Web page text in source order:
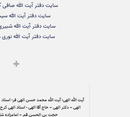
سایت دفتر آیت الله صافی
سایت دفتر آیت الله
سایت دفتر آیت الله
سایت دفتر آیت الله
آیت الله الهی- آیت الله محمد حسن الهی فر-
الهی – دکتر الهی – حاج آقا الهی - استاد الهی
حجت بن الحسن قم – امامزاده